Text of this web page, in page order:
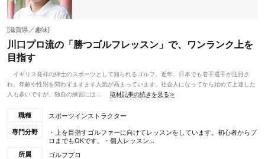
[滋賀県／趣味]
川口プロ流の「勝つゴルフレッスン」で、ワンランク上を
目指す
イギリス発祥の紳士のスポーツとして知られるゴルフ。近年、日本でも若手選手が注目さ
れ、年齢や性別を問わずますます人気が高まっています。社会人になってから始めて上達した
人も多いですが、独自の練習には...
取材記事の続きを見る≫
職種 スポーツインストラクター
専門分野
・上を目指すゴルファーに向けてレッスンをしています。初心者からプ
ロまでもOKです。・個人レッスン...
所属
ゴルフプロ